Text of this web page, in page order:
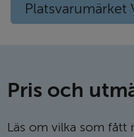
Platsvarumärket
Pris och
Läs om vilka som fått